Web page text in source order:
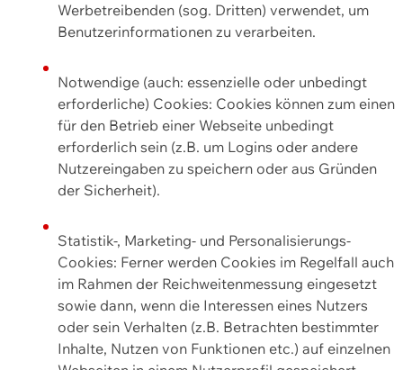
Werbetreibenden (sog. Dritten) verwendet, um
Benutzerinformationen zu verarbeiten.
Notwendige (auch: essenzielle oder unbedingt
erforderliche) Cookies: Cookies können zum einen
für den Betrieb einer Webseite unbedingt
erforderlich sein (z.B. um Logins oder andere
Nutzereingaben zu speichern oder aus Gründen
der Sicherheit).
Statistik-, Marketing- und Personalisierungs-
Cookies: Ferner werden Cookies im Regelfall auch
im Rahmen der Reichweitenmessung eingesetzt
sowie dann, wenn die Interessen eines Nutzers
oder sein Verhalten (z.B. Betrachten bestimmter
Inhalte, Nutzen von Funktionen etc.) auf einzelnen